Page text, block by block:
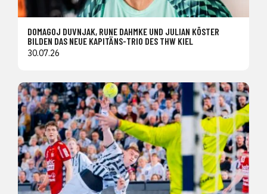
DOMAGOJ DUVNJAK, RUNE DAHMKE UND JULIAN KÖSTER
BILDEN DAS NEUE KAPITÄNS-TRIO DES THW KIEL
30.07.26